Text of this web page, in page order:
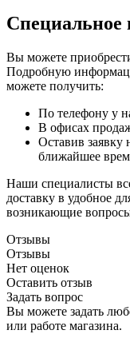
Специальное
Вы можете
Подробную
можете получить:
По телефону у
В офисах
Оставив заявку
ближайшее
Наши специалисты
доставку в удобное
возникающие
Отзывы
Отзывы
Нет оценок
Оставить отзыв
Задать вопрос
Вы можете задать
или работе магазина.